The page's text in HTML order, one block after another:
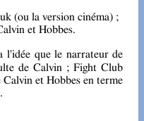
(ou la version cinéma) ;
et Hobbes.
de Calvin ; Fight Club
et Hobbes en terme